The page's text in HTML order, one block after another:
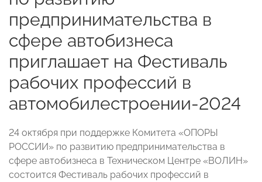
предпринимательства в
сфере автобизнеса
приглашает на Фестиваль
рабочих профессий в
автомобилестроении-2024
24 октября при поддержке Комитета «ОПОРЫ
РОССИИ» по развитию предпринимательства в
сфере автобизнеса в Техническом Центре «ВОЛИН»
состоится Фестиваль рабочих профессий в